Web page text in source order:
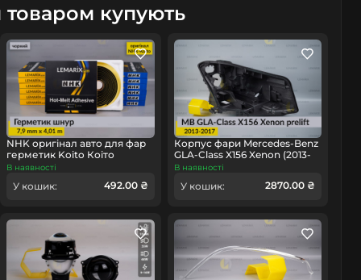
купують
NHK оригінал авто для фар
герметик Koito Коіто
бутиловий шнур термо
В наявності
У кошик: 492.00 ₴
Корпус фари Mercedes-Benz
GLA-Class X156 Xenon (2013-
2017) дорест правий
В наявності
У кошик: 2870.00 ₴